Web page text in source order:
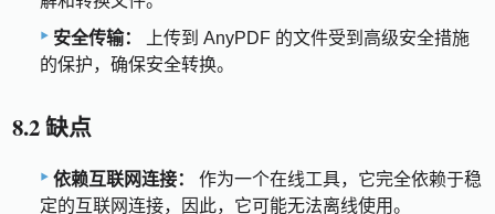
安全传输：
上传到 AnyPDF 的文件受到高级安全措施
的保护，确保安全转换。
8.2 缺点
依赖互联网连接：
作为一个在线工具，它完全依赖于稳
定的互联网连接，因此，它可能无法离线使用。